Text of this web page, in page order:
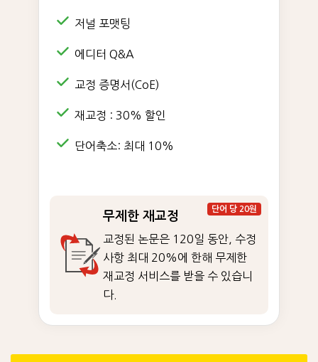
저널 포맷팅
에디터 Q&A
교정 증명서(CoE)
재교정 : 30% 할인
단어축소: 최대 10%
무제한 재교정
교정된 논문은 120일 동안, 수정
사항 최대 20%에 한해 무제한
재교정 서비스를 받을 수 있습니
다.
단어 당 20원